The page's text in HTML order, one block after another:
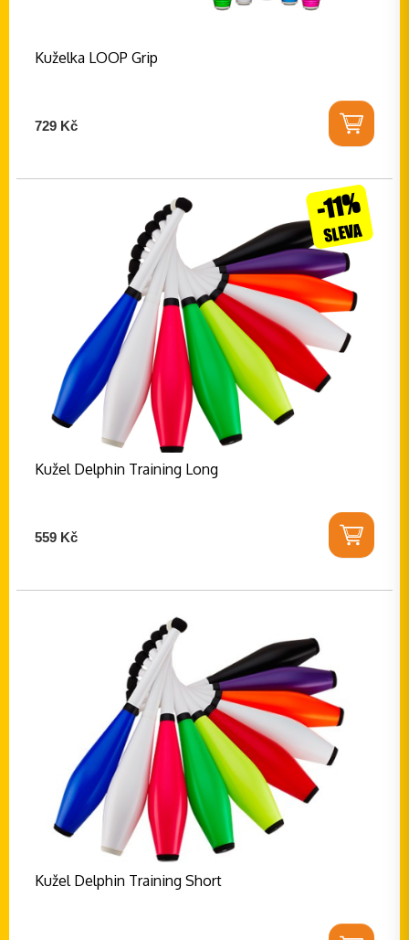
Kuželka LOOP Grip
729 Kč
Kužel Delphin Training Long
559 Kč
-11%
SLEVA
Kužel Delphin Training Short